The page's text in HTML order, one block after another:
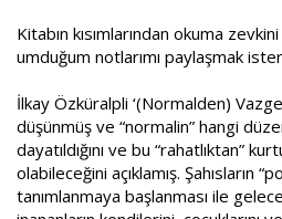
Kitabın kısımlarından okuma
umduğum notlarımı paylaşmak
İlkay Özküralpli ‘(Normalden)
düşünmüş ve “normalin” hangi
dayatıldığını ve bu “rahatlıktan”
olabileceğini açıklamış. Şahısların
tanımlanmaya başlanması ile